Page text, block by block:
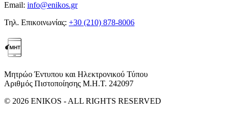
Email: info@enikos.gr
Τηλ. Επικοινωνίας: +30 (210) 878-8006
Μητρώο Έντυπου και Ηλεκτρονικού Τύπου
Αριθμός Πιστοποίησης Μ.Η.Τ. 242097
© 2026 ENIKOS - ALL RIGHTS RESERVED